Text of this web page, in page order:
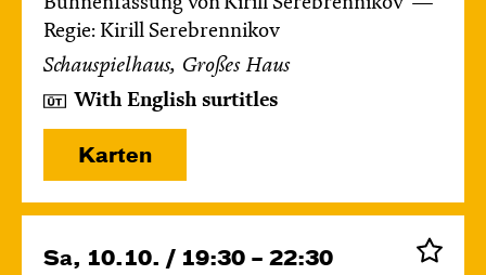
Regie: Kirill Serebrennikov
Schauspielhaus, Großes Haus
With English surtitles
Karten
Sa, 10.10. / 19:30 – 22:30